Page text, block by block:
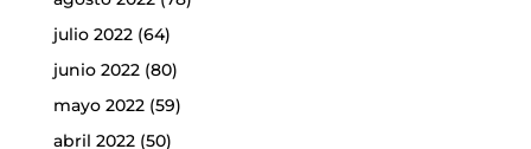
julio 2022(64)
junio 2022(80)
mayo 2022(59)
abril 2022(50)